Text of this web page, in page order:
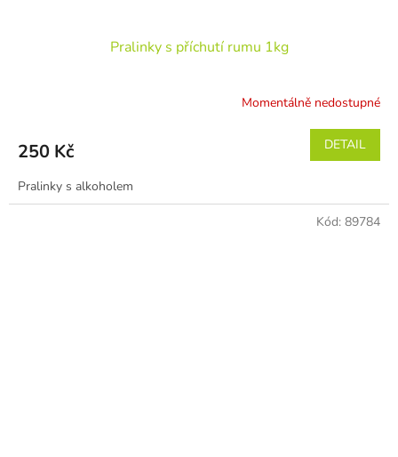
Pralinky s příchutí rumu 1kg
Momentálně nedostupné
250 Kč DETAIL
Pralinky s alkoholem
Kód: 89784